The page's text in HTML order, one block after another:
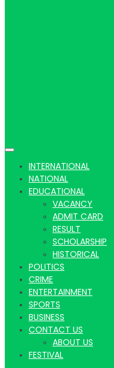
Hindi
News
INTERNATIONAL
NATIONAL
EDUCATIONAL
VACANCY
ADMIT CARD
RESULT
SCHOLARSHIP
HISTORICAL
POLITICS
CRIME
ENTERTAINMENT
SPORTS
BUSINESS
CONTACT US
ABOUT US
FESTIVAL